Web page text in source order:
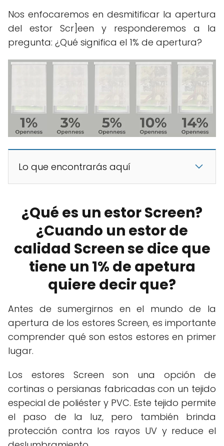
Nos enfocaremos en desmitificar la apertura
del estor Scr]een y responderemos a la
pregunta: ¿Qué significa el 1% de apertura?
Lo que encontrarás aquí
¿Qué es un estor Screen?
¿Cuando un estor de
calidad Screen se dice que
tiene un 1% de apetura
quiere decir que?
Antes de sumergirnos en el mundo de la
apertura de los estores Screen, es importante
comprender qué son estos estores en primer
lugar.
Los estores Screen son una opción de
cortinas o persianas fabricadas con un tejido
especial de poliéster y PVC. Este tejido permite
el paso de la luz, pero también brinda
protección contra los rayos UV y reduce el